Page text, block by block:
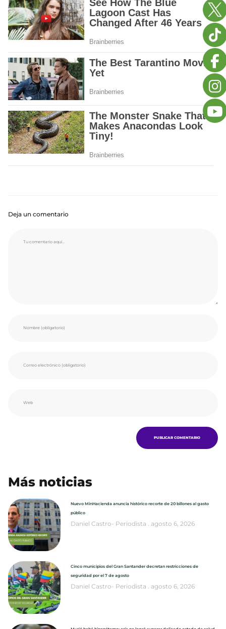
Deja un comentario
Más noticias
Nuevo MinHacienda anuncia histórico recorte de 20 billones al gasto
público
Daniel Castro- Periodista agosto 6, 2026
Cinco municipios del Gran Santander decretan restricciones de
seguridad por el 7 de agosto
Daniel Castro- Periodista agosto 6, 2026